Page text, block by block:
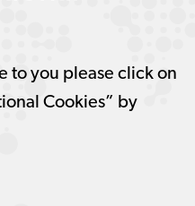
to you please click on
Cookies” by